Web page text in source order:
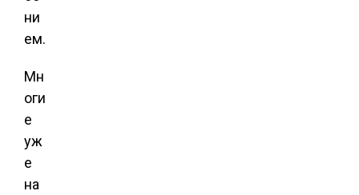
ни
ем.
Мн
оги
е
уж
е
на